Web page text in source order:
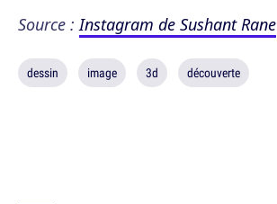
Source :Instagram de Sushant Rane
dessin image 3d découverte